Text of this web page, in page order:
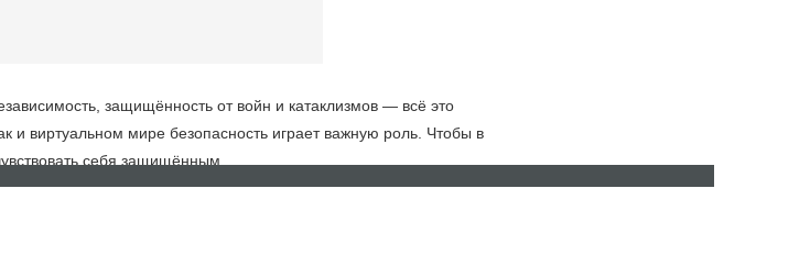
защищённость от войн и катаклизмов — всё это
и виртуальном мире безопасность играет важную роль. Чтобы в
себя защищённым.